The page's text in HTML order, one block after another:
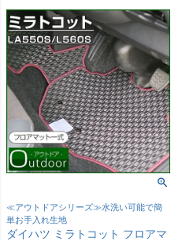
≪アウトドアシリーズ≫水洗い可能で簡
単お手入れ生地
ダイハツ ミラトコット フロアマ